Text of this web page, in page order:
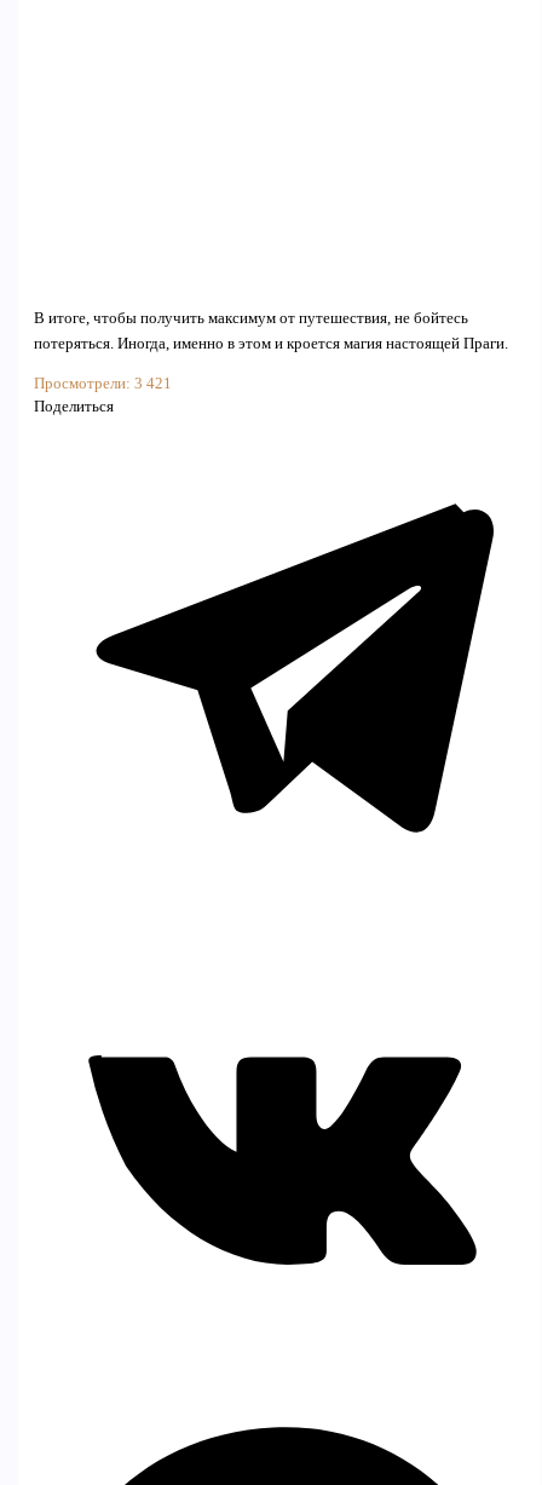
В итоге, чтобы получить максимум от путешествия, не бойтесь
потеряться. Иногда, именно в этом и кроется магия настоящей Праги.
Просмотрели: 3 421
Поделиться